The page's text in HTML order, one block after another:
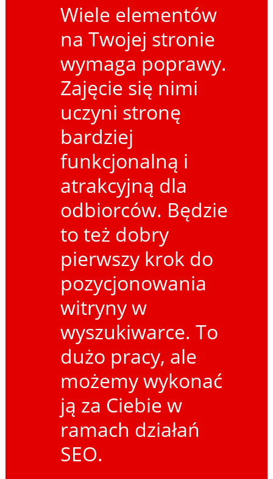
Wiele elementów
na Twojej stronie
wymaga poprawy.
Zajęcie się nimi
uczyni stronę
bardziej
funkcjonalną i
atrakcyjną dla
odbiorców. Będzie
to też dobry
pierwszy krok do
pozycjonowania
witryny w
wyszukiwarce. To
dużo pracy, ale
możemy wykonać
ją za Ciebie w
ramach działań
SEO.